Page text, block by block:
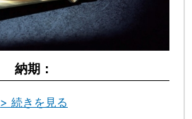
納期：
> 続きを見る